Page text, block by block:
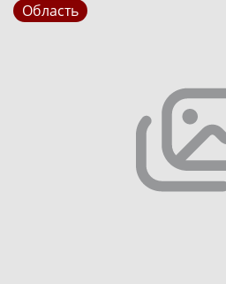
Область